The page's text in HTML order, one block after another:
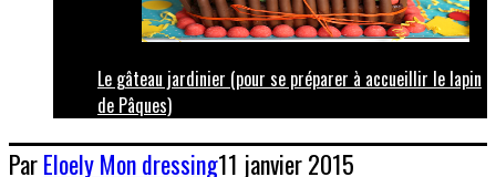
Le gâteau jardinier (pour se préparer à accueillir le lapin
de Pâques)
ParEloelyMon dressing11 janvier 2015